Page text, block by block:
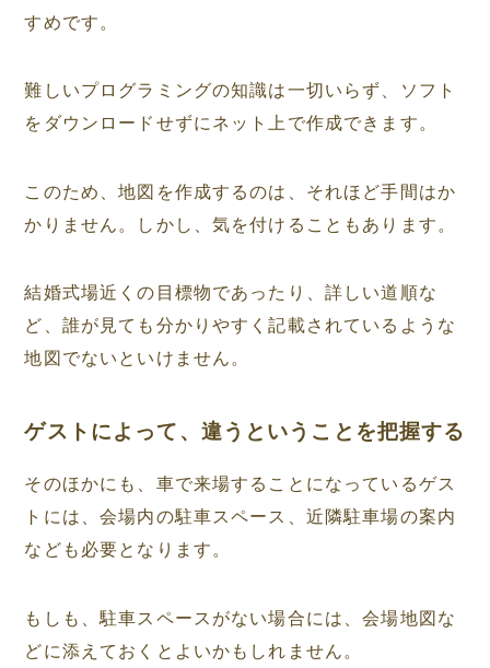
すめです。
難しいプログラミングの知識は一切いらず、ソフト
をダウンロードせずにネット上で作成できます。
このため、地図を作成するのは、それほど手間はか
かりません。しかし、気を付けることもあります。
結婚式場近くの目標物であったり、詳しい道順な
ど、誰が見ても分かりやすく記載されているような
地図でないといけません。
ゲストによって、違うということを把握する
そのほかにも、車で来場することになっているゲス
トには、会場内の駐車スペース、近隣駐車場の案内
なども必要となります。
もしも、駐車スペースがない場合には、会場地図な
どに添えておくとよいかもしれません。